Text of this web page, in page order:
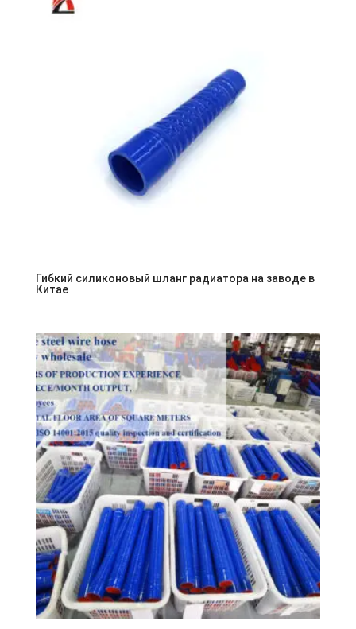
Гибкий силиконовый шланг радиатора на заводе в
Китае